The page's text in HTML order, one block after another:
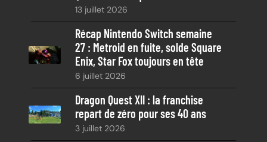
13 juillet 2026
Récap Nintendo Switch semaine
27 : Metroid en fuite, solde Square
Enix, Star Fox toujours en tête
6 juillet 2026
Dragon Quest XII : la franchise
repart de zéro pour ses 40 ans
3 juillet 2026